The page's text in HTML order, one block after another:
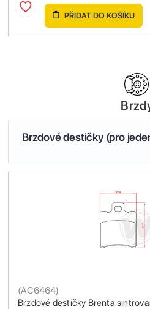
PŘIDAT DO KOŠÍKU
Brzdové destičky (pro
Brzdové destičky Brenta
(AC6464)